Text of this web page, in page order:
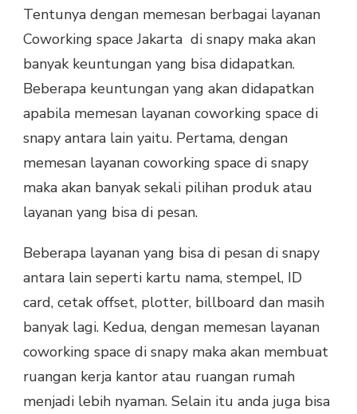
Tentunya dengan memesan berbagai layanan
Coworking space Jakarta di snapy maka akan
banyak keuntungan yang bisa didapatkan.
Beberapa keuntungan yang akan didapatkan
apabila memesan layanan coworking space di
snapy antara lain yaitu. Pertama, dengan
memesan layanan coworking space di snapy
maka akan banyak sekali pilihan produk atau
layanan yang bisa di pesan.
Beberapa layanan yang bisa di pesan di snapy
antara lain seperti kartu nama, stempel, ID
card, cetak offset, plotter, billboard dan masih
banyak lagi. Kedua, dengan memesan layanan
coworking space di snapy maka akan membuat
ruangan kerja kantor atau ruangan rumah
menjadi lebih nyaman. Selain itu anda juga bisa